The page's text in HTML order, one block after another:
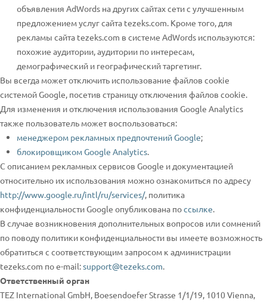
объявления AdWords на других сайтах сети с улучшенным
предложением услуг сайта tezeks.com. Кроме того, для
рекламы сайта tezeks.com в системе AdWords используются:
похожие аудитории, аудитории по интересам,
демографический и географический таргетинг.
Вы всегда может отключить использование файлов cookie
системой Google, посетив страницу отключения файлов cookie.
Для изменения и отключения использования Google Analytics
также пользователь может воспользоваться:
менеджером рекламных предпочтений Google;
блокировщиком Google Analytics.
С описанием рекламных сервисов Google и документацией
относительно их использования можно ознакомиться по адресу
http://www.google.ru/intl/ru/services/, политика
конфиденциальности Google опубликована поссылке.
В случае возникновения дополнительных вопросов или сомнений
по поводу политики конфиденциальности вы имеете возможность
обратиться с соответствующим запросом к администрации
tezeks.com по e-mail:support@tezeks.com.
Ответственный орган
TEZ International GmbH, Boesendoefer Strasse 1/1/19, 1010 Vienna,